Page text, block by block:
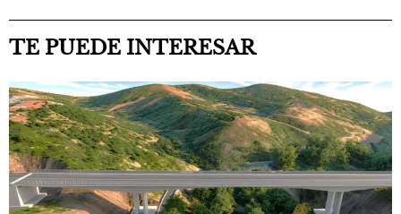
TE PUEDE INTERESAR